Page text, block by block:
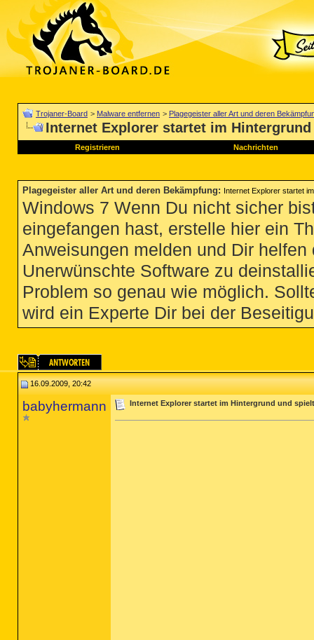
Trojaner-Board > Malware entfernen > Plagegeister aller Art und deren
Internet Explorer startet im
Registrieren Nachrichten
Plagegeister aller Art und deren Bekämpfung: Internet Explorer startet
Windows 7 Wenn Du nicht sicher
eingefangen hast, erstelle hier ein
Anweisungen melden und Dir
Unerwünschte Software zu
Problem so genau wie möglich.
wird ein Experte Dir bei der
16.09.2009, 20:42
babyhermann Internet Explorer startet im Hintergrund und